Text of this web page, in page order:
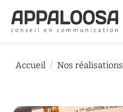
Accueil / Nos réalisations